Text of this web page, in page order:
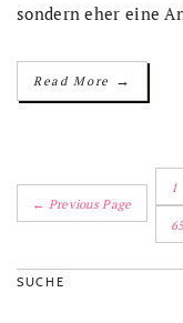
sondern eher eine
Read More →
← Previous Page
1
SUCHE